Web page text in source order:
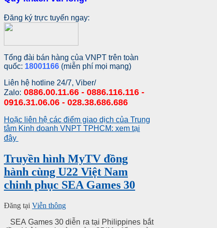
Đăng ký trực tuyến ngay:
Tổng đài bán hàng của VNPT trên toàn
quốc: 18001166 (miễn phí mọi mạng)
Liên hệ hotline 24/7, Viber/
Zalo: 0886.00.11.66 - 0886.116.116 -
0916.31.06.06 - 028.38.686.686
Hoặc liên hệ các điểm giao dịch của Trung
tâm Kinh doanh VNPT TPHCM: xem tại
đây
Truyền hình MyTV đồng
hành cùng U22 Việt Nam
chinh phục SEA Games 30
Đăng tại Viễn thông
SEA Games 30 diễn ra tại Philippines bắt